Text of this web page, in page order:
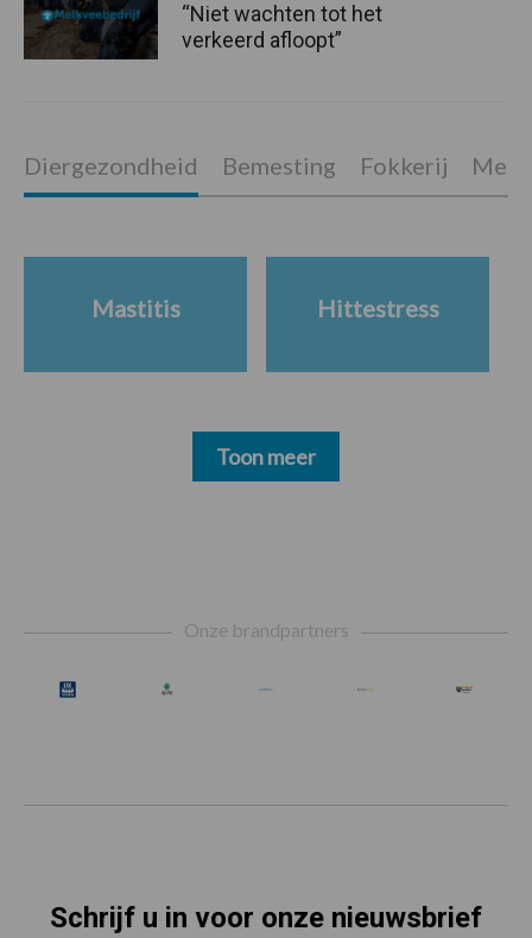
“Niet wachten tot het
verkeerd afloopt”
Diergezondheid Bemesting Fokkerij
Mastitis Hittestress
Toon meer
Onze brandpartners
Schrijf u in voor onze nieuwsbrief